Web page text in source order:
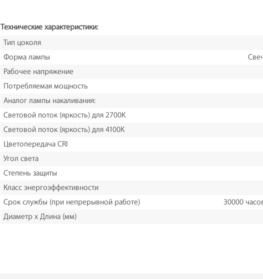
Технические характеристики:
Тип цоколя
Форма лампы
Рабочее напряжение
Потребляемая мощность
Аналог лампы накаливания:
Световой поток (яркость) для 2700K
Световой поток (яркость) для 4100K
Цветопередача CRI
Угол света
Степень защиты
Класс энергоэффективности
Срок службы (при непрерывной работе)
30000
Диаметр х Длина (мм)